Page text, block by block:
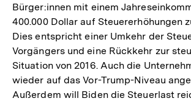
Bürger:innen mit einem
400.000 Dollar auf Steuererhöhungen
Dies entspricht einer Umkehr der
Vorgängers und eine Rückkehr zur
Situation von 2016. Auch die
wieder auf das Vor-Trump-Niveau
Außerdem will Biden die Steuerlast